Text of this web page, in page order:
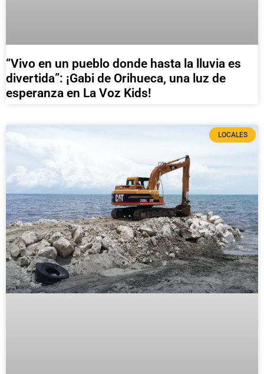
“Vivo en un pueblo donde hasta la lluvia es
divertida”: ¡Gabi de Orihueca, una luz de
esperanza en La Voz Kids!
LOCALES